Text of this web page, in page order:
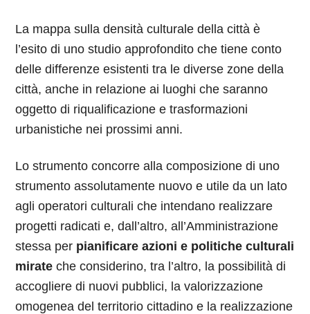
La mappa sulla densità culturale della città è
l’esito di uno studio approfondito che tiene conto
delle differenze esistenti tra le diverse zone della
città, anche in relazione ai luoghi che saranno
oggetto di riqualificazione e trasformazioni
urbanistiche nei prossimi anni.
Lo strumento concorre alla composizione di uno
strumento assolutamente nuovo e utile da un lato
agli operatori culturali che intendano realizzare
progetti radicati e, dall’altro, all’Amministrazione
stessa per pianificare azioni e politiche culturali
mirate che considerino, tra l’altro, la possibilità di
accogliere di nuovi pubblici, la valorizzazione
omogenea del territorio cittadino e la realizzazione